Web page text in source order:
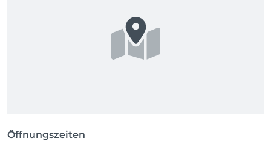
Öffnungszeiten